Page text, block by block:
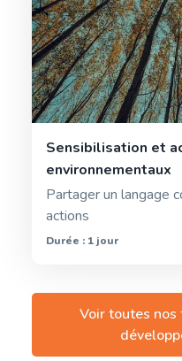
Sensibilisation et
environnementaux
Partager un langage
actions
Durée : 1 jour
Voir toutes